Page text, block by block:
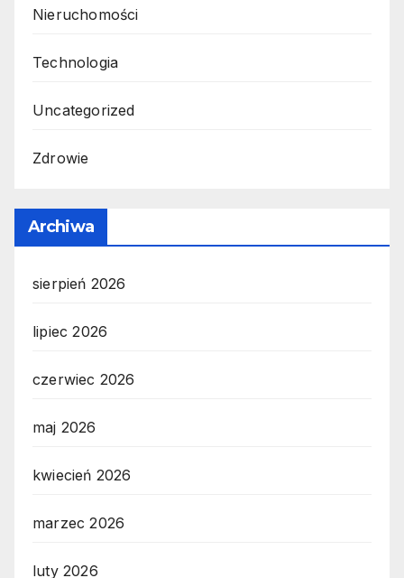
Nieruchomości
Technologia
Uncategorized
Zdrowie
Archiwa
sierpień 2026
lipiec 2026
czerwiec 2026
maj 2026
kwiecień 2026
marzec 2026
luty 2026